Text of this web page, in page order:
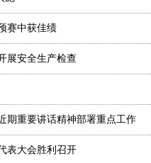
赛中获佳绩
展安全生产检查
期重要讲话精神部署重点工作
表大会胜利召开